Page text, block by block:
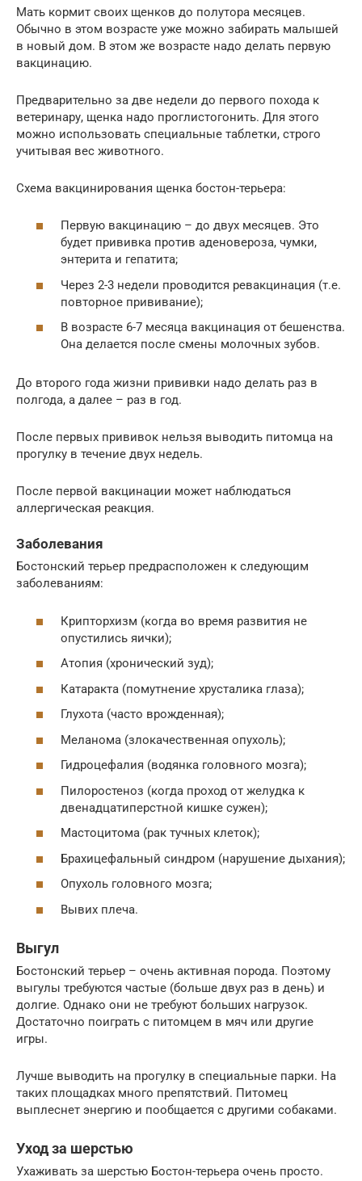
Мать кормит своих щенков до полутора месяцев.
Обычно в этом возрасте уже можно забирать малышей
в новый дом. В этом же возрасте надо делать первую
вакцинацию.
Предварительно за две недели до первого похода к
ветеринару, щенка надо проглистогонить. Для этого
можно использовать специальные таблетки, строго
учитывая вес животного.
Схема вакцинирования щенка бостон-терьера:
Первую вакцинацию – до двух месяцев. Это
будет прививка против аденовероза, чумки,
энтерита и гепатита;
Через 2-3 недели проводится ревакцинация (т.е.
повторное прививание);
В возрасте 6-7 месяца вакцинация от бешенства.
Она делается после смены молочных зубов.
До второго года жизни прививки надо делать раз в
полгода, а далее – раз в год.
После первых прививок нельзя выводить питомца на
прогулку в течение двух недель.
После первой вакцинации может наблюдаться
аллергическая реакция.
Заболевания
Бостонский терьер предрасположен к следующим
заболеваниям:
Крипторхизм (когда во время развития не
опустились яички);
Атопия (хронический зуд);
Катаракта (помутнение хрусталика глаза);
Глухота (часто врожденная);
Меланома (злокачественная опухоль);
Гидроцефалия (водянка головного мозга);
Пилоростеноз (когда проход от желудка к
двенадцатиперстной кишке сужен);
Мастоцитома (рак тучных клеток);
Брахицефальный синдром (нарушение дыхания);
Опухоль головного мозга;
Вывих плеча.
Выгул
Бостонский терьер – очень активная порода. Поэтому
выгулы требуются частые (больше двух раз в день) и
долгие. Однако они не требуют больших нагрузок.
Достаточно поиграть с питомцем в мяч или другие
игры.
Лучше выводить на прогулку в специальные парки. На
таких площадках много препятствий. Питомец
выплеснет энергию и пообщается с другими собаками.
Уход за шерстью
Ухаживать за шерстью Бостон-терьера очень просто.